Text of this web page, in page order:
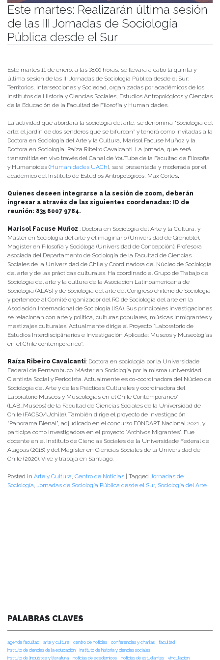
Este martes: Realizarán última sesión
de las III Jornadas de Sociología
Pública desde el Sur
Este martes 11 de enero, a las 18:00 horas, se llevará a cabo la quinta y
última sesión de las III Jornadas de Sociología Pública desde el Sur:
Territorios, Intersecciones y Sociedad, organizadas por académicos de los
institutos de Historia y Ciencias Sociales, Estudios Antropológicos y Ciencias
de la Educación de la Facultad de Filosofía y Humanidades.
La actividad que abordará la sociología del arte, se denomina “Sociología del
arte: el jardín de dos senderos que se bifurcan” y tendrá como invitadas a la
Doctora en Sociología del Arte y la Cultura, Marisol Facuse Muñoz y la
Doctora en Sociología, Raíza Ribeiro Cavalcanti. La jornada, que será
transmitida en vivo través del Canal de YouTube de la Facultad de Filosofía
y Humanoides (Humanidades UACh), será presentada y moderada por el
académico del Instituto de Estudios Antropológicos, Max Cortés.
Quienes deseen integrarse a la sesión de zoom, deberán
ingresar a através de las siguientes coordenadas: ID de
reunión: 835 6007 9784.
Marisol Facuse Muñoz : Doctora en Sociología del Arte y la Cultura, y
Master en Sociología del arte y el imaginario (Universidad de Grenoble),
Magíster en Filosofía y Socióloga (Universidad de Concepción). Profesora
asociada del Departamento de Sociología de la Facultad de Ciencias
Sociales de la Universidad de Chile y Coordinadora del Núcleo de Sociología
del arte y de las prácticas culturales. Ha coordinado el Grupo de Trabajo de
Sociología del arte y la cultura de la Asociación Latinoamericana de
Sociología (ALAS) y de Sociología del arte del Congreso chileno de Sociología
y pertenece al Comité organizador del RC de Sociología del arte en la
Asociación Internacional de Sociología (ISA). Sus principales investigaciones
se relacionan con arte y política, culturas populares, músicas inmigrantes y
mestizajes culturales. Actualmente dirige el Proyecto “Laboratorio de
Estudios Interdisciplinarios e Investigación Aplicada: Museos y Museologías
en el Chile contemporáneo”.
Raíza Ribeiro Cavalcanti: Doctora en sociología por la Universidade
Federal de Pernambuco. Máster en Sociología por la misma universidad.
Cientista Social y Periodista. Actualmente es co-coordinadora del Núcleo de
Sociología del Arte y de las Prácticas Culturales y coordinadora del
Laboratorio Museos y Museologías en el Chile Contemporáneo”
(LAB_Museos) de la Facultad de Ciencias Sociales de la Universidad de
Chile (FACSO/Uchile). También dirige el proyecto de investigación
“Panorama Bienal”, adjudicado en el concurso FONDART Nacional 2021, y
participa como investigadora en el proyecto “Archivos Migrantes”. Fue
docente en el Instituto de Ciencias Sociales de la Universidade Federal de
Alagoas (2018) y del Magíster en Ciencias Sociales de la Universidad de
Chile (2020). Vive y trabaja en Santiago.
Posted in Arte y Cultura Centro de Noticias | Tagged Jornadas de
Sociología
Jornadas de Sociología Pública desde el Sur, Sociología del Arte
PALABRAS CLAVES
agenda facultad arte y cultura centro de noticias conferencias y charlas
facultad
instituto de ciencias de la educación
instituto de historia y ciencias sociales
instituto de lingüística y literatura
noticias de académicos noticias de estudiantes vinculacion